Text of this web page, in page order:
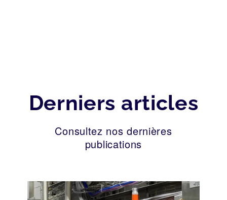
Derniers articles
Consultez nos dernières
publications